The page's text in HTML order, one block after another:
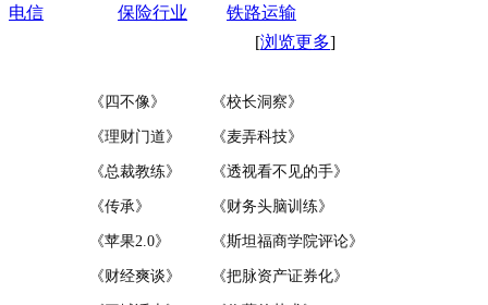
电信
保险行业
铁路运输
[浏览更多]